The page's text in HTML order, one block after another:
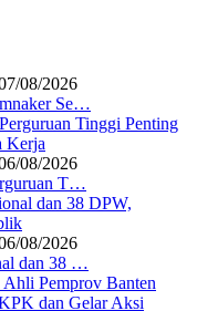
08/2026
Se…
08/2026
T…
08/2026
dan 38 …